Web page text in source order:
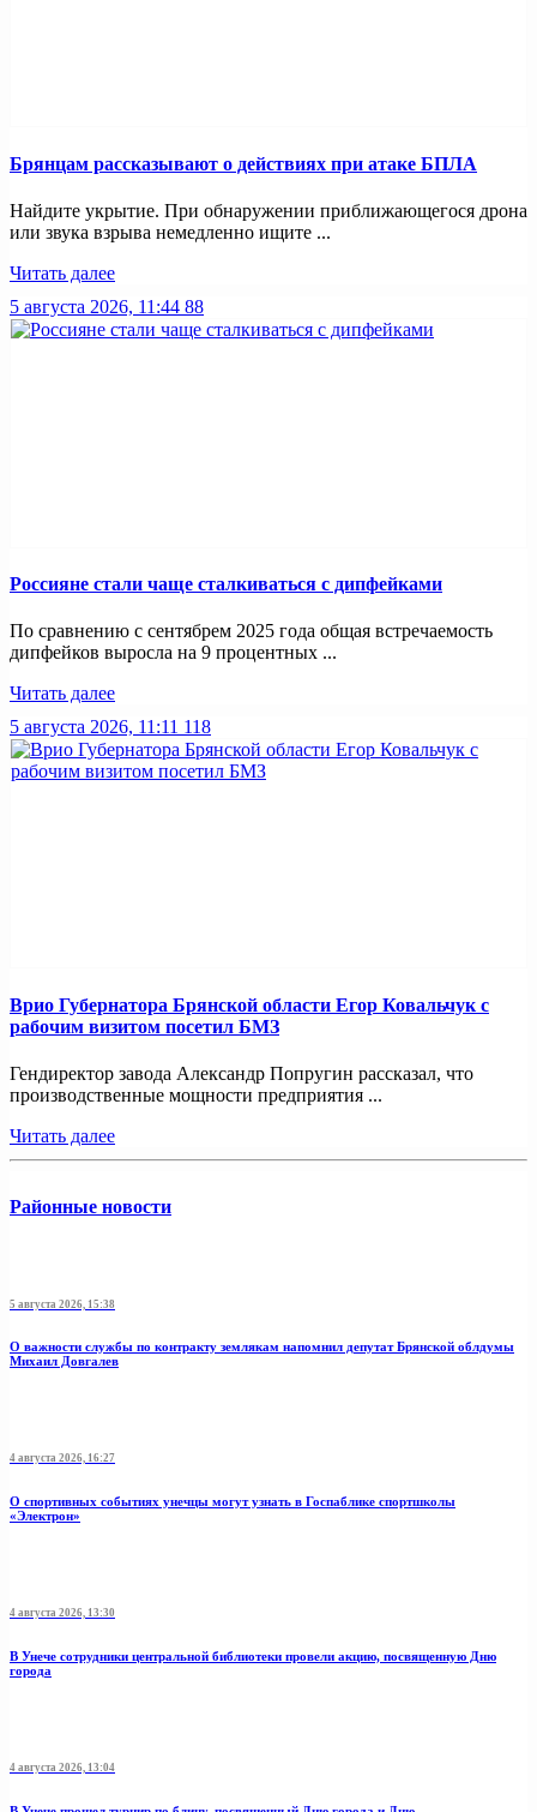
Брянцам рассказывают о действиях при атаке БПЛА
Найдите укрытие. При обнаружении приближающегося дрона
или звука взрыва немедленно ищите ...
Читать далее
5 августа 2026, 11:44 88
Россияне стали чаще сталкиваться с дипфейками
По сравнению с сентябрем 2025 года общая встречаемость
дипфейков выросла на 9 процентных ...
Читать далее
5 августа 2026, 11:11 118
Врио Губернатора Брянской области Егор Ковальчук с
рабочим визитом посетил БМЗ
Гендиректор завода Александр Попругин рассказал, что
производственные мощности предприятия ...
Читать далее
Районные новости
5 августа 2026, 15:38
О важности службы по контракту землякам напомнил депутат Брянской облдумы
Михаил Довгалев
4 августа 2026, 16:27
О спортивных событиях унечцы могут узнать в Госпаблике спортшколы
«Электрон»
4 августа 2026, 13:30
В Унече сотрудники центральной библиотеки провели акцию, посвященную Дню
города
4 августа 2026, 13:04